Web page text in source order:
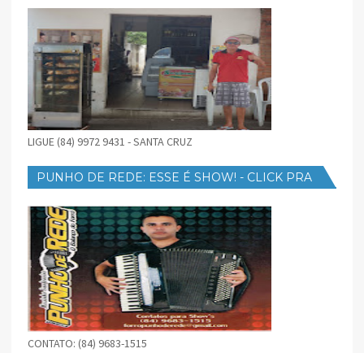
LIGUE (84) 9972 9431 - SANTA CRUZ
PUNHO DE REDE: ESSE É SHOW! - CLICK PRA
CONTATO: (84) 9683-1515